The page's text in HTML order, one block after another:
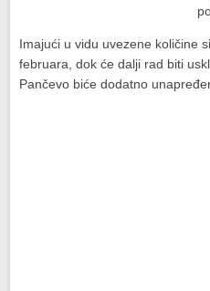
Imajući u vidu uvezene količine
februara, dok će dalji rad biti
Pančevo biće dodatno